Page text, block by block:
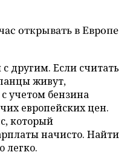
открывать в Европе
другим. Если считать
живут,
учетом бензина
европейских цен.
который
начисто. Найти
легко.